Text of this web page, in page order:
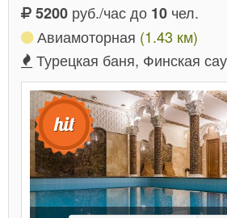
5200 руб./час до 10 чел.
Авиамоторная (1.43 км)
Турецкая баня, Финская